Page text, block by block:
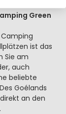
Green
ist das
Sie am
auch
beliebte
Goélands
an den